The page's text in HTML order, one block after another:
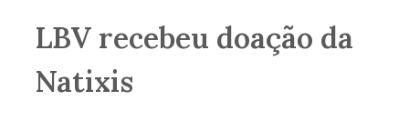
LBV recebeu doação da
Natixis